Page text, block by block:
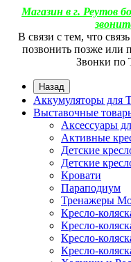
Магазин в г. Реутов
В связи с тем, что
позвонить позже
Звонки по
Назад
Аккумуляторы для
Выставочные
Аксессуары
Активные
Детские
Детские
Кровати
Параподиум
Тренажеры
Кресло-
Кресло-
Кресло-
Кресло-